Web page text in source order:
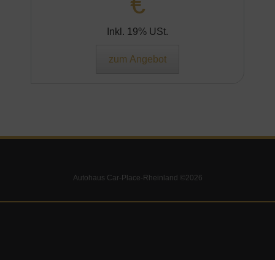
Inkl. 19% USt.
zum Angebot
Autohaus Car-Place-Rheinland ©2026